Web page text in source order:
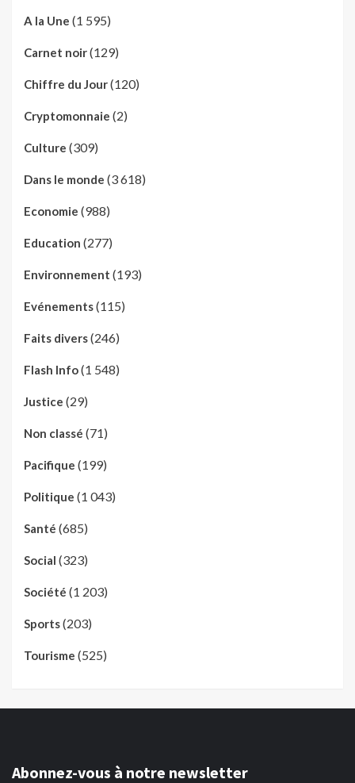
A la Une (1 595)
Carnet noir(129)
Chiffre du Jour(120)
Cryptomonnaie (2)
Culture (309)
Dans le monde (3 618)
Economie (988)
Education (277)
Environnement (193)
Evénements(115)
Faits divers(246)
Flash Info(1 548)
Justice (29)
Non classé (71)
Pacifique (199)
Politique (1 043)
Santé (685)
Social (323)
Société (1 203)
Sports(203)
Tourisme (525)
Abonnez-vous à notre newsletter